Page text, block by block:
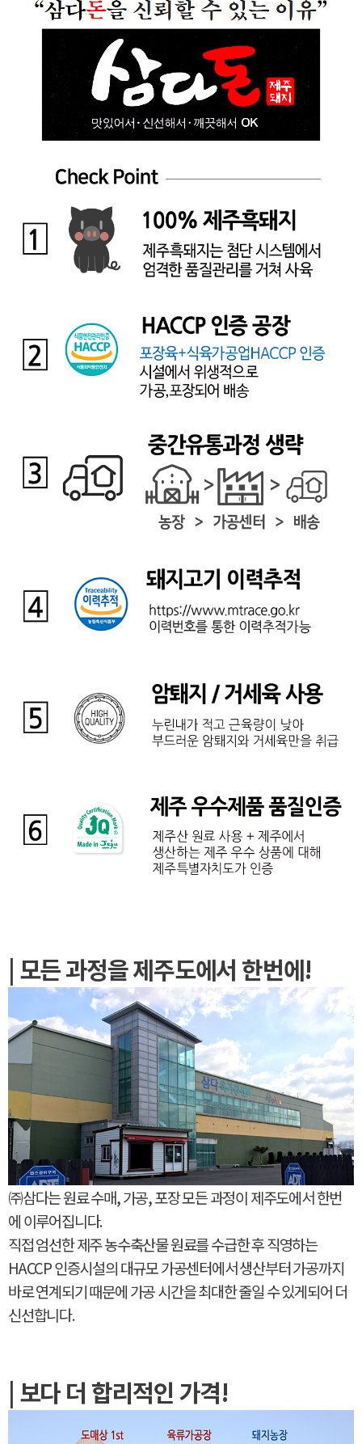
| 모든 과정을 제주도에서 한번에!
㈜삼다는 원료 수매, 가공, 포장 모든 과정이 제주도에서 한번
에 이루어집니다.
직접 엄선한 제주 농수축산물 원료를 수급한 후 직영하는
HACCP 인증시설의 대규모 가공센터에서 생산부터 가공까지
바로 연계되기 때문에 가공 시간을 최대한 줄일 수 있게되어 더
신선합니다.
| 보다 더 합리적인 가격!